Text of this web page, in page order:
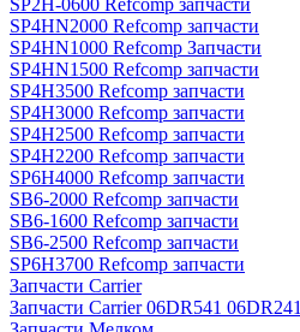
SP2H-0600 Refcomp запчасти
SP4HN2000 Refcomp запчасти
SP4HN1000 Refcomp Запчасти
SP4HN1500 Refcomp запчасти
SP4H3500 Refcomp запчасти
SP4H3000 Refcomp запчасти
SP4H2500 Refcomp запчасти
SP4H2200 Refcomp запчасти
SP6H4000 Refcomp запчасти
SB6-2000 Refcomp запчасти
SB6-1600 Refcomp запчасти
SB6-2500 Refcomp запчасти
SP6H3700 Refcomp запчасти
Запчасти Carrier
Запчасти Carrier 06DR541 06DR241